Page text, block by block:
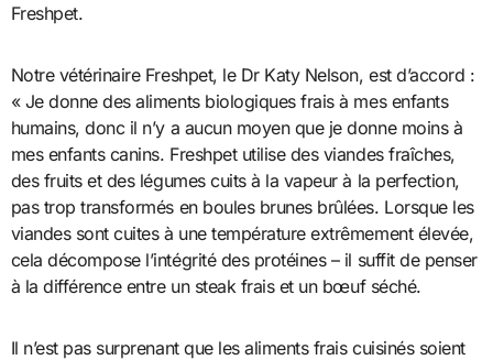
Freshpet.
Notre vétérinaire Freshpet, le Dr Katy Nelson, est d’accord :
« Je donne des aliments biologiques frais à mes enfants
humains, donc il n’y a aucun moyen que je donne moins à
mes enfants canins. Freshpet utilise des viandes fraîches,
des fruits et des légumes cuits à la vapeur à la perfection,
pas trop transformés en boules brunes brûlées. Lorsque les
viandes sont cuites à une température extrêmement élevée,
cela décompose l’intégrité des protéines – il suffit de penser
à la différence entre un steak frais et un bœuf séché.
Il n’est pas surprenant que les aliments frais cuisinés soient